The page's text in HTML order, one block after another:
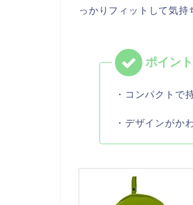
っかりフィットして気持
・コンパクトで
・デザインがか